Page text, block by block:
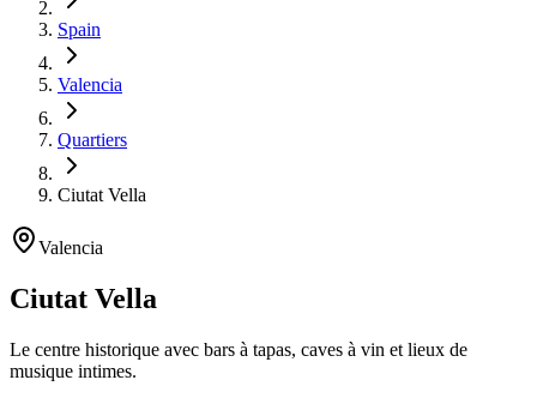
Spain
Valencia
Quartiers
Ciutat Vella
Valencia
Ciutat Vella
Le centre historique avec bars à tapas, caves à vin et lieux de
musique intimes.